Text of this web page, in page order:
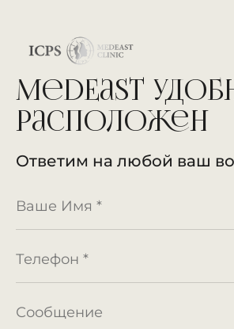
MedEast
расположен
Ответим на любой ваш